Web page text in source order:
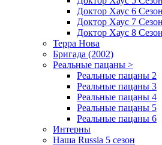
Доктор Хаус 6 Сезон
Доктор Хаус 7 Сезон
Доктор Хаус 8 Сезон
Терра Нова
Бригада (2002)
Реальные пацаны >
Реальные пацаны 2
Реальные пацаны 3
Реальные пацаны 4
Реальные пацаны 5
Реальные пацаны 6
Интерны
Наша Russia 5 сезон